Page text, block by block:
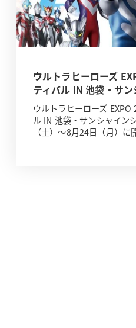
ウルトラヒーローズ
ティバル IN 池袋・サン
ウルトラヒーローズ
ル IN 池袋・サンシャイン
（土）～8月24日（月）に